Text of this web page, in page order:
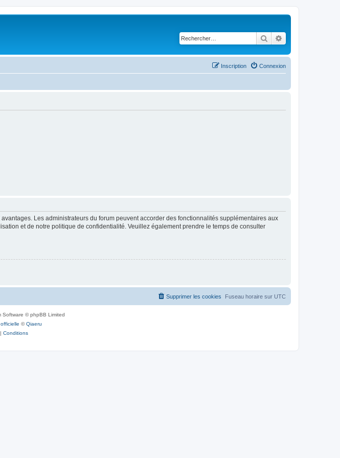
Rechercher
Connexion
Inscription
Les administrateurs du forum peuvent accorder des fonctionnalités supplémentaires aux
et de notre politique de confidentialité. Veuillez également prendre le temps de consulter
Fuseau horaire sur UTC
Supprimer les cookies
Software © phpBB Limited
©Qiaeru
| Conditions